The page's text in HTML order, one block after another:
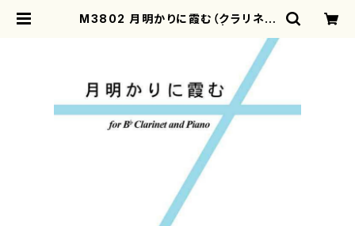
M3802 月明かりに霞む（クラリネッ